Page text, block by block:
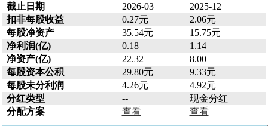
截止日期 2026-03
2025-12
扣非每股收益
0.27元
2.06元
每股净资产
35.54元
15.75元
净利润(亿)
0.18
1.14
净资产(亿)
22.32
8.00
每股资本公积
29.80元
9.33元
每股未分利润
4.26元
4.92元
分红类型
--
现金分红
分配方案
查看 查看